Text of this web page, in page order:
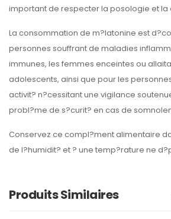
important de respecter la posologie et la
La consommation de m?latonine est
personnes souffrant de maladies
immunes, les femmes enceintes ou
adolescents, ainsi que pour les
activit? n?cessitant une vigilance
probl?me de s?curit? en cas de
Conservez ce compl?ment alimentaire
de l?humidit? et ? une temp?rature ne
Produits Similaires